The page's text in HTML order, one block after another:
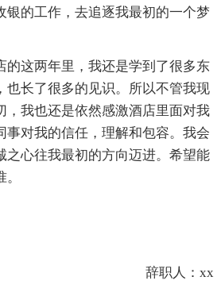
银的工作，去追逐我最初的一个梦
的这两年里，我还是学到了很多东
也长了很多的见识。所以不管我现
，我也还是依然感激酒店里面对我
事对我的信任，理解和包容。我会
之心往我最初的方向迈进。希望能
辞职人：xx